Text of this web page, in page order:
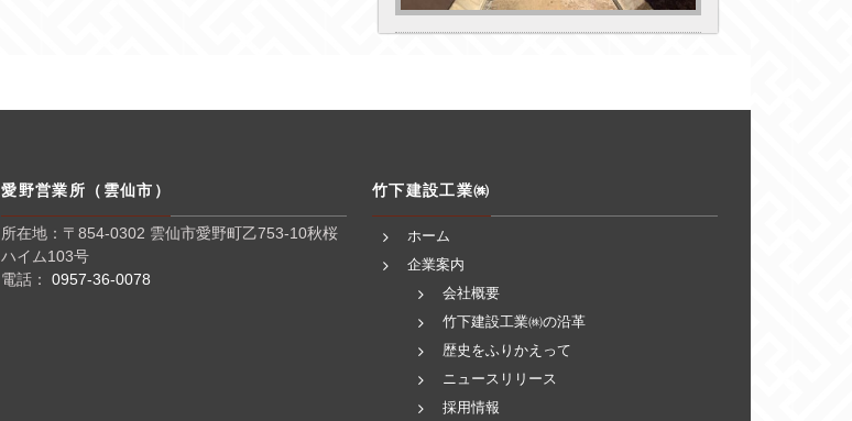
愛野営業所（雲仙市）
所在地：〒854-0302 雲仙市愛野町乙753-10秋桜
ハイム103号
電話：0957-36-0078
竹下建設工業㈱
ホーム
企業案内
会社概要
竹下建設工業㈱の沿革
歴史をふりかえって
ニュースリリース
採用情報